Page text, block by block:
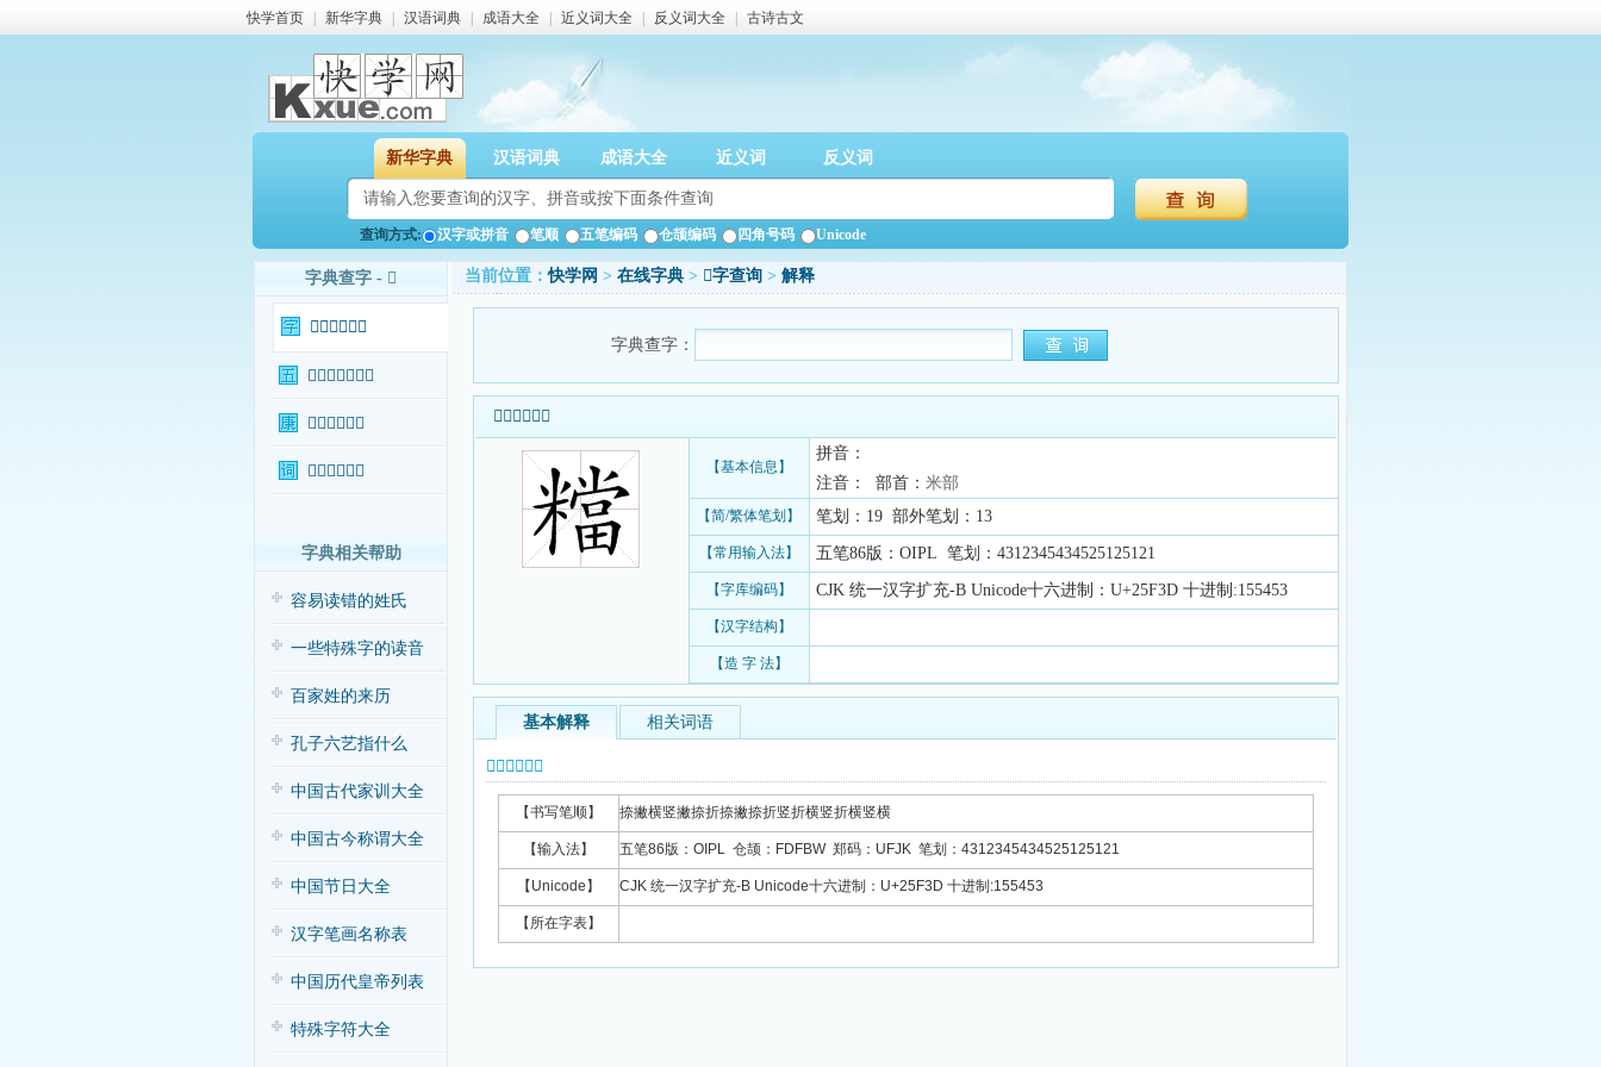
快学首页 新华字典 汉语词典 成语大全 近义词大全 反义词大全 古诗古文
新华字典 汉语词典 成语大全 近义词 反义词
查询方式: 汉字或拼音 笔顺 五笔编码 仓颉编码 四角号码 Unicode
字典查字 - 𥼽
𥼽字基本信息
𥼽字输入法查询
𥼽字康熙字典
𥼽字相关词语
字典相关帮助
容易读错的姓氏
一些特殊字的读音
百家姓的来历
孔子六艺指什么
中国古代家训大全
中国古今称谓大全
中国节日大全
汉字笔画名称表
中国历代皇帝列表
特殊字符大全
当前位置：快学网 > 在线字典 > 𥼽字查询 > 解释
字典查字：
𥼽字基本信息
【基本信息】
拼音：
注音： 部首： 米部
【简/繁体笔划】 笔划：19 部外笔划：13
【常用输入法】 五笔86版：OIPL 笔划：4312345434525125121
【字库编码】 CJK 统一汉字扩充-B Unicode十六进制：U+25F3D 十进制:155453
【汉字结构】
【造 字 法】
基本解释 相关词语
𥼽字基本信息
【书写笔顺】 捺撇横竖撇捺折捺撇捺折竖折横竖折横竖横
【输入法】 五笔86版：OIPL 仓颉：FDFBW 郑码：UFJK 笔划：4312345434525125121
【Unicode】 CJK 统一汉字扩充-B Unicode十六进制：U+25F3D 十进制:155453
【所在字表】